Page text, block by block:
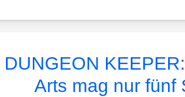
DUNGEON
Arts mag nur fünf